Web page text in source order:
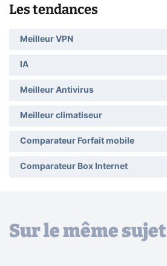
Les tendances
Meilleur VPN
IA
Meilleur Antivirus
Meilleur climatiseur
Comparateur Forfait mobile
Comparateur Box Internet
Sur le même sujet